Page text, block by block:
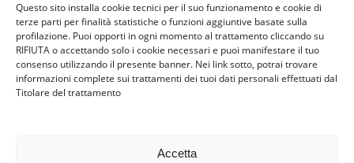
Questo sito installa cookie tecnici per il suo funzionamento e cookie di
terze parti per finalità statistiche o funzioni aggiuntive basate sulla
profilazione. Puoi opporti in ogni momento al trattamento cliccando su
RIFIUTA o accettando solo i cookie necessari e puoi manifestare il tuo
consenso utilizzando il presente banner. Nei link sotto, potrai trovare
informazioni complete sui trattamenti dei tuoi dati personali effettuati dal
Titolare del trattamento
Accetta
Famiglie per l’accoglienza nel mondo